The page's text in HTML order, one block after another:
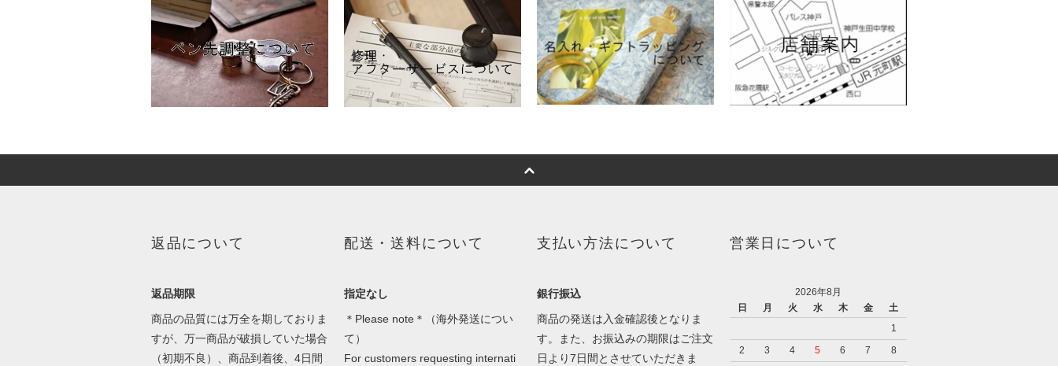
返品について
返品期限
商品の品質には万全を期しておりま
すが、万一商品が破損していた場合
（初期不良）、商品到着後、4日間
配送・送料について
指定なし
＊Please note＊（海外発送につい
て）
For customers requesting internati
支払い方法について
銀行振込
商品の発送は入金確認後となりま
す。また、お振込みの期限はご注文
日より7日間とさせていただきま
営業日について
2026年8月
日
月 火 水 木 金
土
1
2
3 4 5 6 7
8